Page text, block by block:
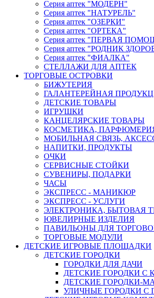
Серия аптек "МОДЕРН"
Серия аптек "НАТУРЕЛЬ"
Серия аптек "ОЗЕРКИ"
Серия аптек "ОРТЕКА"
Серия аптек "ПЕРВАЯ
Серия аптек "РОДНИК
Серия аптек "ФИАЛКА"
СТЕЛЛАЖИ ДЛЯ АПТЕК
ТОРГОВЫЕ ОСТРОВКИ
БИЖУТЕРИЯ
ГАЛАНТЕРЕЙНАЯ
ДЕТСКИЕ ТОВАРЫ
ИГРУШКИ
КАНЦЕЛЯРСКИЕ ТОВАРЫ
КОСМЕТИКА,
МОБИЛЬНАЯ СВЯЗЬ,
НАПИТКИ, ПРОДУКТЫ
ОЧКИ
СЕРВИСНЫЕ СТОЙКИ
СУВЕНИРЫ, ПОДАРКИ
ЧАСЫ
ЭКСПРЕСС - МАНИКЮР
ЭКСПРЕСС - УСЛУГИ
ЭЛЕКТРОНИКА, БЫТОВАЯ
ЮВЕЛИРНЫЕ ИЗДЕЛИЯ
ПАВИЛЬОНЫ ДЛЯ
ТОРГОВЫЕ МОДУЛИ
ДЕТСКИЕ ИГРОВЫЕ ПЛОЩАДКИ
ДЕТСКИЕ ГОРОДКИ
ГОРОДКИ ДЛЯ ДАЧИ
ДЕТСКИЕ ГОРОДКИ С
ДЕТСКИЕ ГОРОДКИ-
УЛИЧНЫЕ ГОРОДКИ С